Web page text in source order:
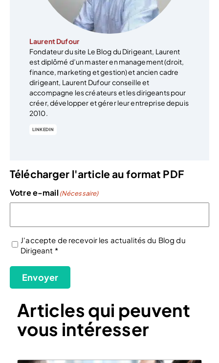
Laurent Dufour
Fondateur du site Le Blog du Dirigeant, Laurent
est diplômé d’un master en management (droit,
finance, marketing et gestion) et ancien cadre
dirigeant, Laurent Dufour conseille et
accompagne les créateurs et les dirigeants pour
créer, développer et gérer leur entreprise depuis
2010.
LINKEDIN
Télécharger l'article au format PDF
Votre e-mail (Nécessaire)
(Nécessaire)
J'accepte de recevoir les actualités du Blog du
Dirigeant *
Envoyer
Articles qui peuvent
vous intéresser